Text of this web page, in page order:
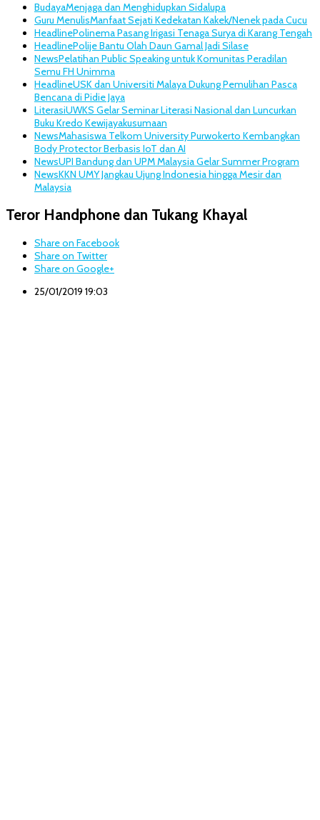
BudayaMenjaga dan Menghidupkan Sidalupa
Guru MenulisManfaat Sejati Kedekatan Kakek/Nenek pada Cucu
HeadlinePolinema Pasang Irigasi Tenaga Surya di Karang Tengah
HeadlinePolije Bantu Olah Daun Gamal Jadi Silase
NewsPelatihan Public Speaking untuk Komunitas Peradilan
Semu FH Unimma
HeadlineUSK dan Universiti Malaya Dukung Pemulihan Pasca
Bencana di Pidie Jaya
LiterasiUWKS Gelar Seminar Literasi Nasional dan Luncurkan
Buku Kredo Kewijayakusumaan
NewsMahasiswa Telkom University Purwokerto Kembangkan
Body Protector Berbasis IoT dan AI
NewsUPI Bandung dan UPM Malaysia Gelar Summer Program
NewsKKN UMY Jangkau Ujung Indonesia hingga Mesir dan
Malaysia
Teror Handphone dan Tukang Khayal
Share on Facebook
Share on Twitter
Share on Google+
25/01/2019 19:03